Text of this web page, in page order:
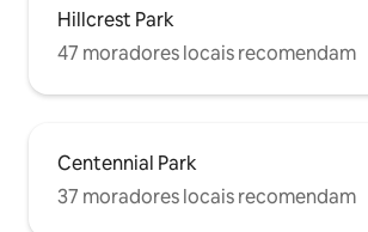
Hillcrest Park
47 moradores locais recomendam
Centennial Park
37 moradores locais recomendam